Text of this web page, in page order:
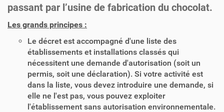
passant par l’usine de fabrication du chocolat.
Les grands principes :
Le décret est accompagné d'une liste des
établissements et installations classés qui
nécessitent une demande d'autorisation (soit un
permis, soit une déclaration). Si votre activité est
dans la liste, vous devez introduire une demande, si
elle ne l'est pas, vous pouvez exploiter
l'établissement sans autorisation environnementale.